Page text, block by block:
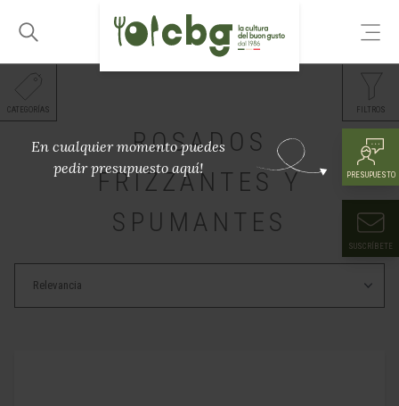
En cualquier momento puedes
pedir presupuesto aquí!
PRESUPUESTO
SUSCRÍBETE
CATEGORÍAS FILTROS
ROSADOS
FRIZZANTES Y
SPUMANTES